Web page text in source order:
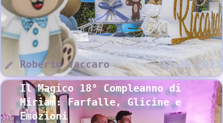
17-10-2023
Roberto Vaccaro
Il Magico 18° Compleanno di
Miriam: Farfalle, Glicine e
Emozioni